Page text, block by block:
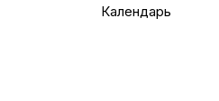
Календарь